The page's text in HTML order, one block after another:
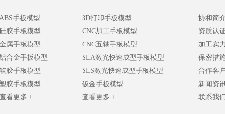
ABS手板模型
硅胶手板模型
金属手板模型
铝合金手板模型
软胶手板模型
塑胶手板模型
查看更多 +
3D打印手板模型
CNC加工手板模型
CNC五轴手板模型
SLA激光快速成型手板模型
SLS激光快速成型手板模型
钣金手板模型
查看更多 +
协和简介
资质认证
加工实力
保密措
合作客户
新闻资
联系我们